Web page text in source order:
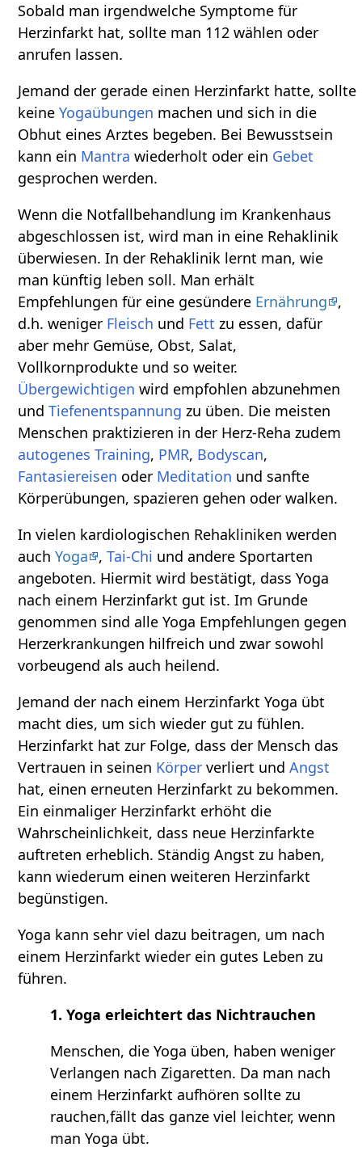
Sobald man irgendwelche Symptome für
Herzinfarkt hat, sollte man 112 wählen oder
anrufen lassen.
Jemand der gerade einen Herzinfarkt hatte, sollte
keineYogaübungen machen und sich in die
Obhut eines Arztes begeben. Bei Bewusstsein
kann ein Mantra wiederholt oder ein Gebet
gesprochen werden.
Wenn die Notfallbehandlung im Krankenhaus
abgeschlossen ist, wird man in eine Rehaklinik
überwiesen. In der Rehaklinik lernt man, wie
man künftig leben soll. Man erhält
Empfehlungen für eine gesündere Ernährung
,
d.h. weniger Fleisch und Fett zu essen, dafür
aber mehr Gemüse, Obst, Salat,
Vollkornprodukte und so weiter.
Übergewichtigen wird empfohlen abzunehmen
undTiefenentspannung zu üben. Die meisten
Menschen praktizieren in der Herz-Reha zudem
autogenes Training, PMR, Bodyscan,
Fantasiereisen oder Meditation und sanfte
Körperübungen, spazieren gehen oder walken.
In vielen kardiologischen Rehakliniken werden
auchYoga ,Tai-Chi und andere Sportarten
angeboten. Hiermit wird bestätigt, dass Yoga
nach einem Herzinfarkt gut ist. Im Grunde
genommen sind alle Yoga Empfehlungen gegen
Herzerkrankungen hilfreich und zwar sowohl
vorbeugend als auch heilend.
Jemand der nach einem Herzinfarkt Yoga übt
macht dies, um sich wieder gut zu fühlen.
Herzinfarkt hat zur Folge, dass der Mensch das
Vertrauen in seinen Körper verliert undAngst
hat, einen erneuten Herzinfarkt zu bekommen.
Ein einmaliger Herzinfarkt erhöht die
Wahrscheinlichkeit, dass neue Herzinfarkte
auftreten erheblich. Ständig Angst zu haben,
kann wiederum einen weiteren Herzinfarkt
begünstigen.
Yoga kann sehr viel dazu beitragen, um nach
einem Herzinfarkt wieder ein gutes Leben zu
führen.
1. Yoga erleichtert das Nichtrauchen
Menschen, die Yoga üben, haben weniger
Verlangen nach Zigaretten. Da man nach
einem Herzinfarkt aufhören sollte zu
rauchen,fällt das ganze viel leichter, wenn
man Yoga übt.